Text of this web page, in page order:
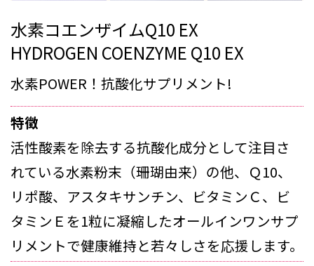
水素コエンザイムQ10 EX
HYDROGEN COENZYME Q10 EX
水素POWER！抗酸化サプリメント!
特徴
活性酸素を除去する抗酸化成分として注目さ
れている水素粉末（珊瑚由来）の他、Ｑ10、
リポ酸、アスタキサンチン、ビタミンＣ、ビ
タミンＥを1粒に凝縮したオールインワンサプ
リメントで健康維持と若々しさを応援します。